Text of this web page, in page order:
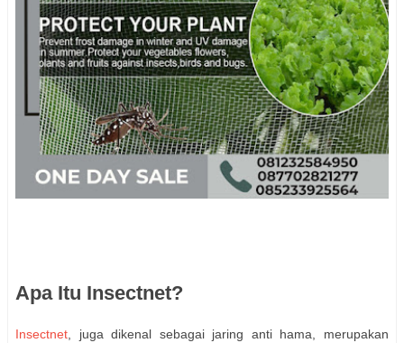
Apa Itu Insectnet?
Insectnet , juga dikenal sebagai jaring anti hama, merupakan